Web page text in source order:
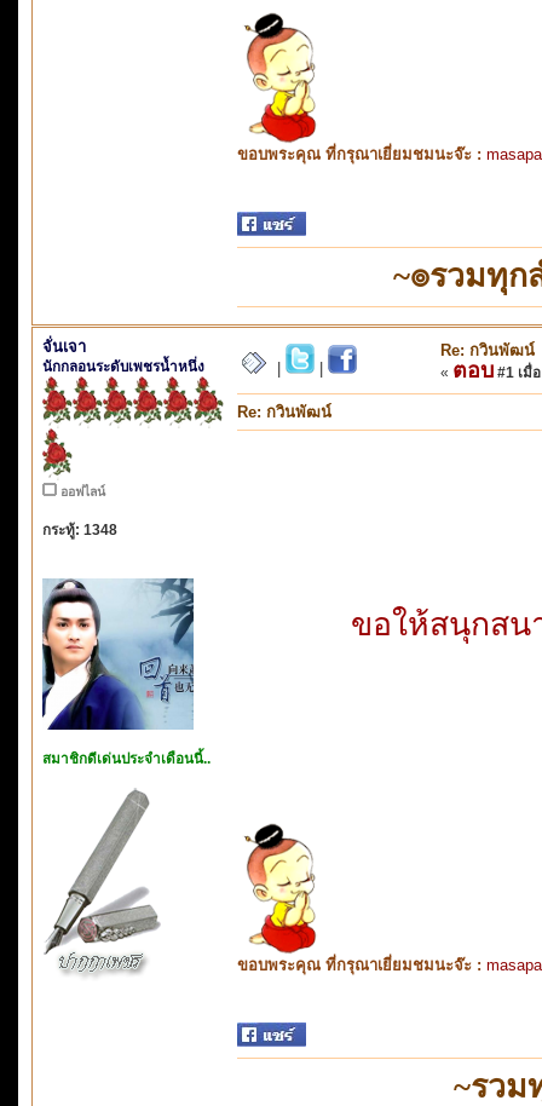
ขอบพระคุณ ที่กรุณาเยี่ยมชมนะจ๊ะ :
~๏รวมทุ
จั่นเจา
นักกลอนระดับเพชรน้ำหนึ่ง
ออฟไลน์
กระทู้: 1348
สมาชิกดีเด่นประจำเดือนนี้..
Re: กวินพัฒน์
« ตอบ #1 เมื่
Re: กวินพัฒน์
ขอให้สนุกสน
ขอบพระคุณ ที่กรุณาเยี่ยมชมนะจ๊ะ :
~รวม